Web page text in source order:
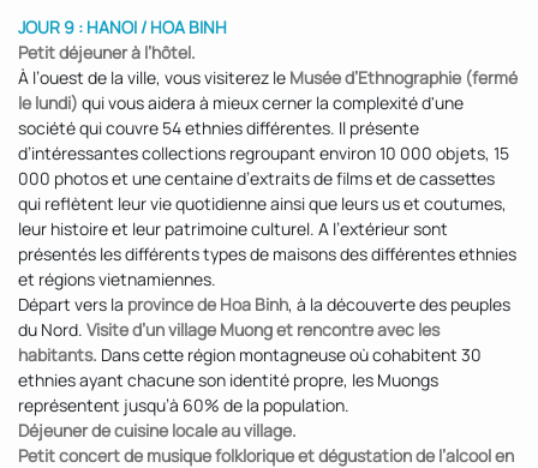
JOUR 9 : HANOI / HOA BINH
Petit déjeuner à l’hôtel.
À l’ouest de la ville, vous visiterez le Musée d’Ethnographie (fermé
le lundi) qui vous aidera à mieux cerner la complexité d'une
société qui couvre 54 ethnies différentes. Il présente
d’intéressantes collections regroupant environ 10 000 objets, 15
000 photos et une centaine d’extraits de films et de cassettes
qui reflètent leur vie quotidienne ainsi que leurs us et coutumes,
leur histoire et leur patrimoine culturel. A l’extérieur sont
présentés les différents types de maisons des différentes ethnies
et régions vietnamiennes.
Départ vers la province de Hoa Binh, à la découverte des peuples
du Nord. Visite d’un village Muong et rencontre avec les
habitants. Dans cette région montagneuse où cohabitent 30
ethnies ayant chacune son identité propre, les Muongs
représentent jusqu’à 60% de la population.
Déjeuner de cuisine locale au village.
Petit concert de musique folklorique et dégustation de l’alcool en